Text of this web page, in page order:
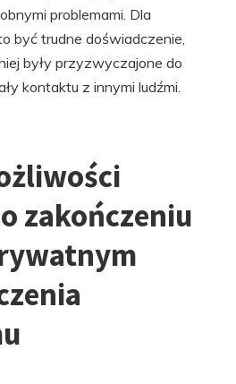
problemami. Dla
być trudne doświadczenie,
były przyzwyczajone do
kontaktu z innymi ludźmi.
zakończeniu